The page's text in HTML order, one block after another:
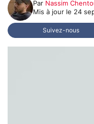
Par Nassim
Mis à jour le 24
Suivez-nous